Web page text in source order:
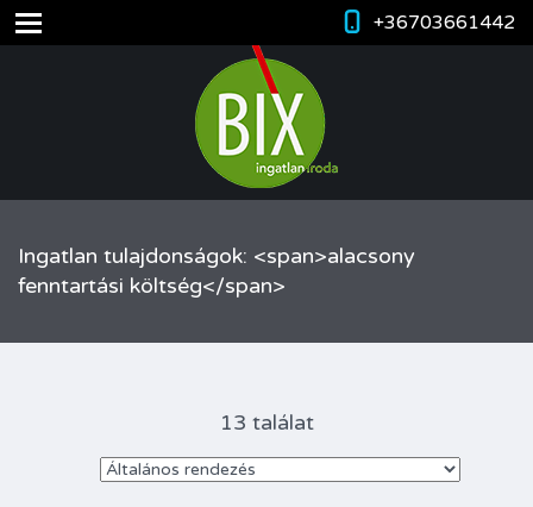
+36703661442
Ingatlan tulajdonságok: <span>alacsony
fenntartási költség</span>
13 találat